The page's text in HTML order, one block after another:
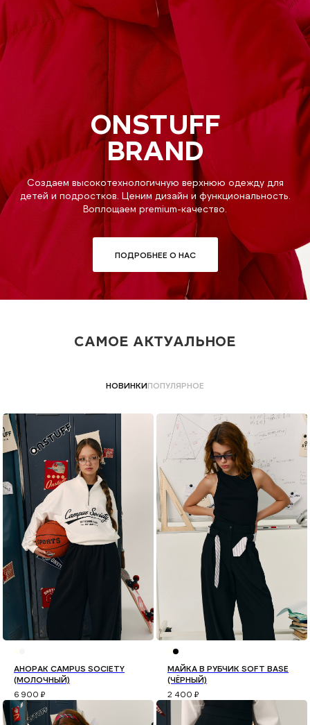
ONSTUFF
BRAND
Создаем высокотехнологичную верхнюю одежду для
детей и подростков. Ценим дизайн и функциональность.
Воплощаем premium-качество.
ПОДРОБНЕЕ О НАС
САМОЕ АКТУАЛЬНОЕ
НОВИНКИПОПУЛЯРНОЕ
АНОРАК CAMPUS SOCIETY
(МОЛОЧНЫЙ)
6 900 ₽
МАЙКА В РУБЧИК SOFT BASE
(ЧЁРНЫЙ)
2 400 ₽